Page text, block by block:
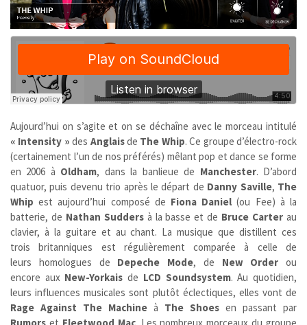
Aujourd’hui on s’agite et on se déchaîne avec le morceau intitulé
« Intensity » des Anglaisde The Whip. Ce groupe d’électro-rock
(certainement l’un de nos préférés) mêlant pop et dance se forme
en 2006 à Oldham, dans la banlieue de Manchester. D’abord
quatuor, puis devenu trio après le départ de Danny Saville, The
Whip est aujourd’hui composé de Fiona Daniel (ou Fee) à la
batterie, de Nathan Suddersà la basse et de Bruce Carter au
clavier, à la guitare et au chant. La musique que distillent ces
trois britanniques est régulièrement comparée à celle de
leurs homologues de Depeche Mode, de New Order ou
encore aux New-Yorkais de LCD Soundsystem. Au quotidien,
leurs influences musicales sont plutôt éclectiques, elles vont de
Rage Against The Machine à The Shoes en passant par
Rumors et Fleetwood Mac. Les nombreux morceaux du groupe